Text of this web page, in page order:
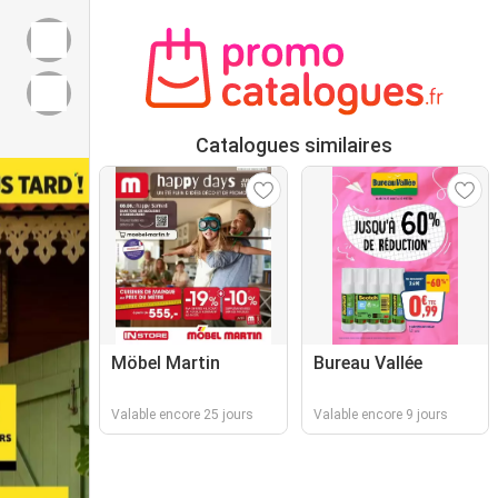
Catalogues similaires
Möbel Martin
Valable encore 25 jours
Bureau Vallée
Valable encore 9 jours